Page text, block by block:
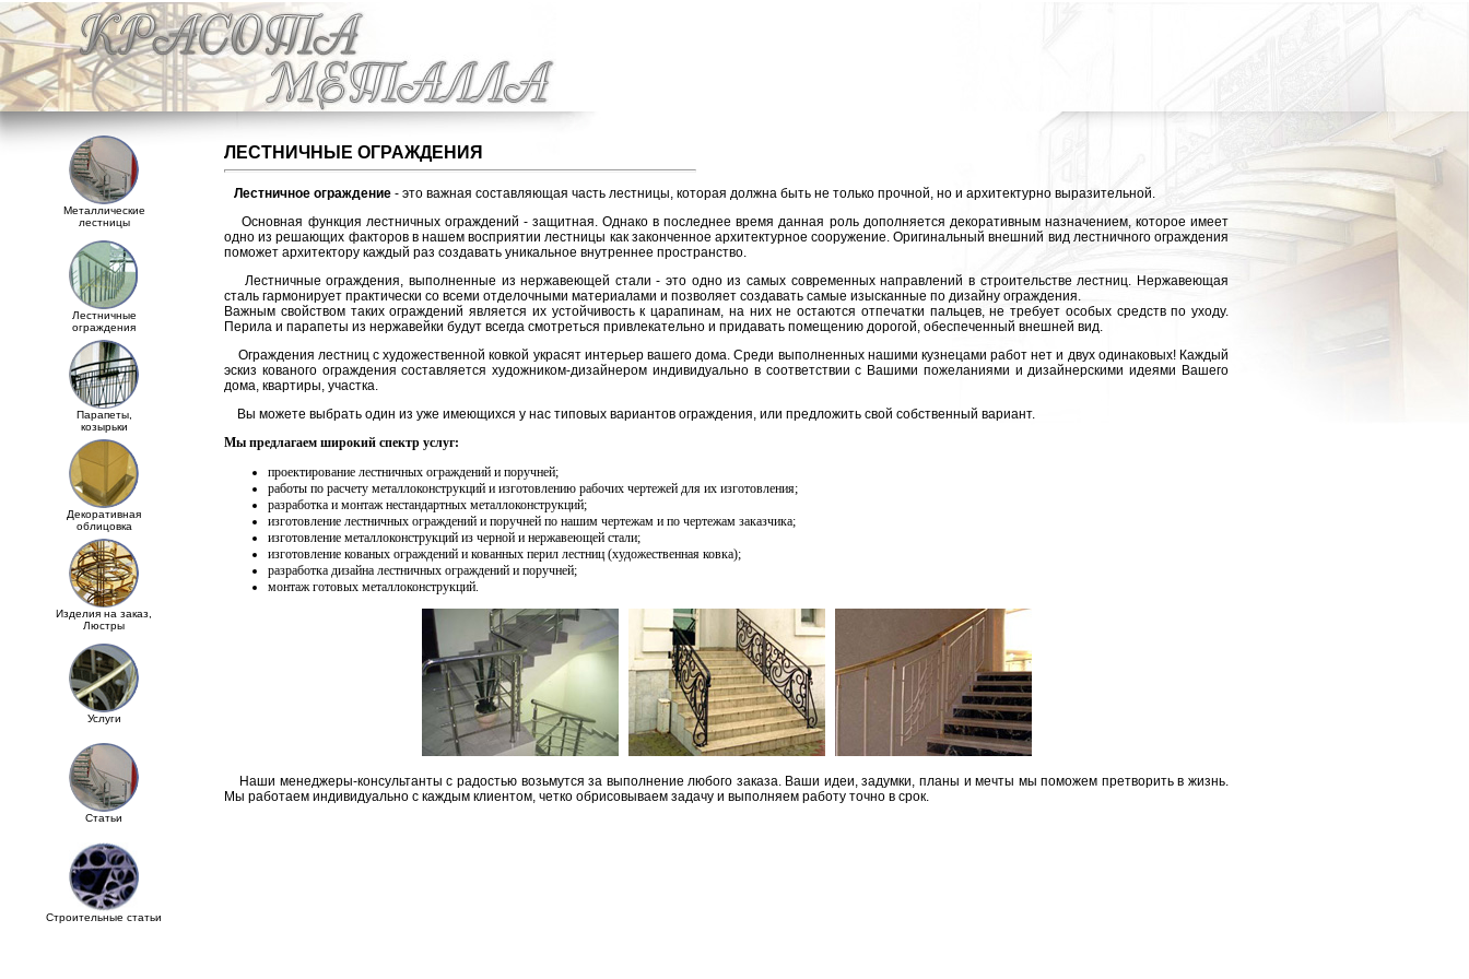
Металлические
лестницы
Лестничные
ограждения
Парапеты,
козырьки
Декоративная
облицовка
Изделия на заказ,
Люстры
Услуги
Cтатьи
Строительные статьи
ЛЕСТНИЧНЫЕ ОГРАЖДЕНИЯ
Лестничное ограждение - это важная составляющая часть лестницы, которая должна быть не только прочной, но и архитектурно выразительной.
Основная функция лестничных ограждений - защитная. Однако в последнее время данная роль дополняется декоративным назначением, которое имеет
одно из решающих факторов в нашем восприятии лестницы как законченное архитектурное сооружение. Оригинальный внешний вид лестничного ограждения
поможет архитектору каждый раз создавать уникальное внутреннее пространство.
Лестничные ограждения, выполненные из нержавеющей стали - это одно из самых современных направлений в строительстве лестниц. Нержавеющая
сталь гармонирует практически со всеми отделочными материалами и позволяет создавать самые изысканные по дизайну ограждения.
Важным свойством таких ограждений является их устойчивость к царапинам, на них не остаются отпечатки пальцев, не требует особых средств по уходу.
Перила и парапеты из нержавейки будут всегда смотреться привлекательно и придавать помещению дорогой, обеспеченный внешней вид.
Ограждения лестниц с художественной ковкой украсят интерьер вашего дома. Среди выполненных нашими кузнецами работ нет и двух одинаковых! Каждый
эскиз кованого ограждения составляется художником-дизайнером индивидуально в соответствии с Вашими пожеланиями и дизайнерскими идеями Вашего
дома, квартиры, участка.
Вы можете выбрать один из уже имеющихся у нас типовых вариантов ограждения, или предложить свой собственный вариант.
Мы предлагаем широкий спектр услуг:
проектирование лестничных ограждений и поручней;
работы по расчету металлоконструкций и изготовлению рабочих чертежей для их изготовления;
разработка и монтаж нестандартных металлоконструкций;
изготовление лестничных ограждений и поручней по нашим чертежам и по чертежам заказчика;
изготовление металлоконструкций из черной и нержавеющей стали;
изготовление кованых ограждений и кованных перил лестниц (художественная ковка);
разработка дизайна лестничных ограждений и поручней;
монтаж готовых металлоконструкций.
Наши менеджеры-консультанты с радостью возьмутся за выполнение любого заказа. Ваши идеи, задумки, планы и мечты мы поможем претворить в жизнь.
Мы работаем индивидуально с каждым клиентом, четко обрисовываем задачу и выполняем работу точно в срок.